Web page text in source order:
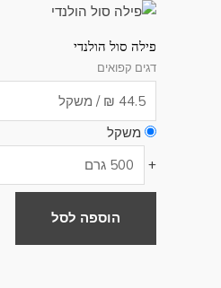
פילה סול הולנדי
דגים קפואים
משקל
+
הוספה לסל